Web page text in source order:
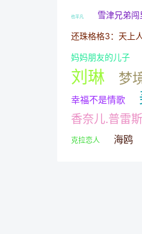
也平凡 雪津兄弟闯
还珠格格3：天上
妈妈朋友的儿子
刘琳 梦
幸福不是情歌
香奈儿.普雷
克拉恋人 海鸥